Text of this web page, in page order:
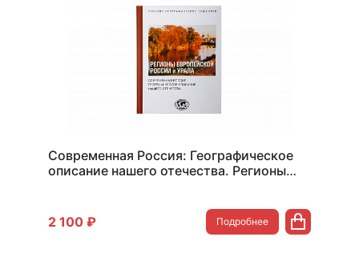
Современная Россия: Географическое
описание нашего отечества. Регионы
2 100 ₽ Подробнее